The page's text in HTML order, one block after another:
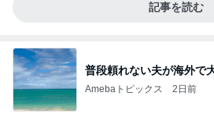
記事を読む
普段頼れない夫が海外で
Amebaトピックス 2日前